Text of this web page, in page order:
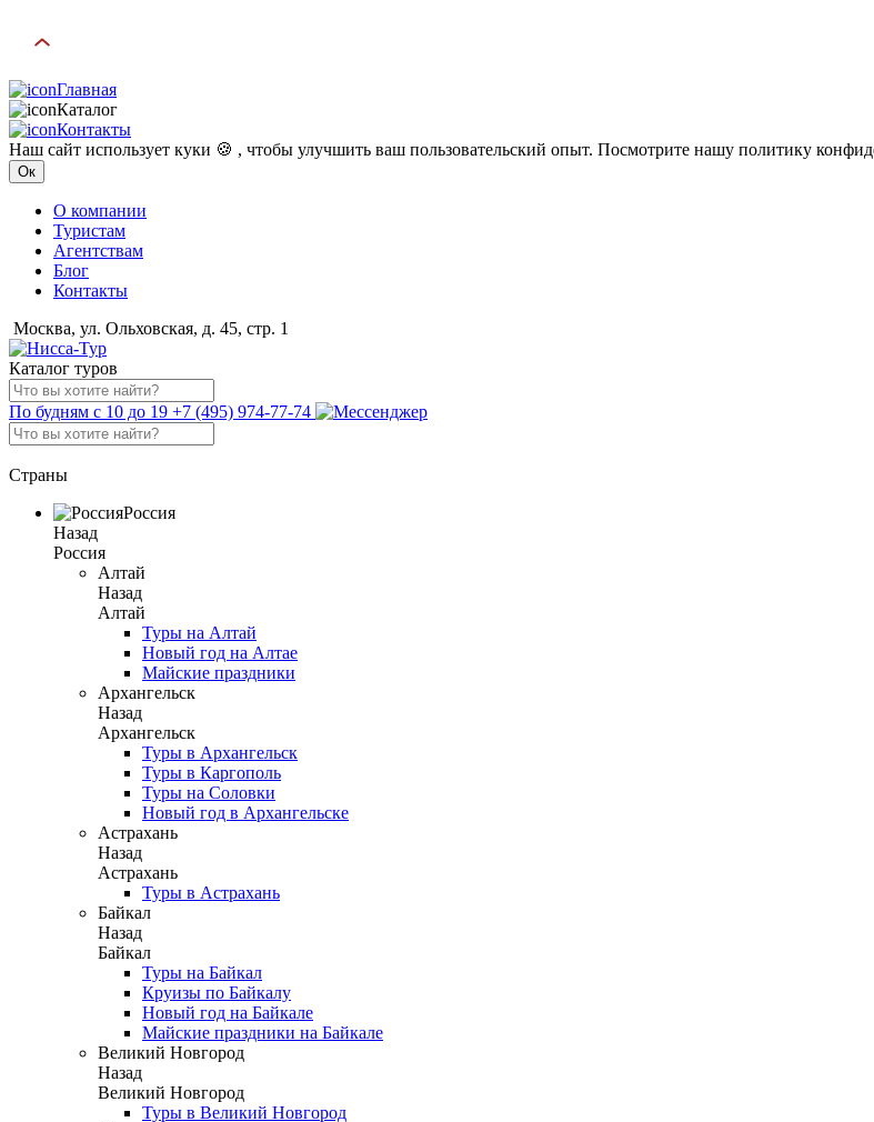
Главная
Каталог
Контакты
Наш сайт использует куки 🍪 , чтобы улучшить ваш пользовательский опыт. Посмотрите нашу политику
Ок
О компании
Туристам
Агентствам
Блог
Контакты
Москва, ул. Ольховская, д. 45, стр. 1
Каталог туров
По будням с 10 до 19 +7 (495) 974-77-74
Страны
Россия
Назад
Россия
Алтай
Назад
Алтай
Туры на Алтай
Новый год на Алтае
Майские праздники
Архангельск
Назад
Архангельск
Туры в Архангельск
Туры в Каргополь
Туры на Соловки
Новый год в Архангельске
Астрахань
Назад
Астрахань
Туры в Астрахань
Байкал
Назад
Байкал
Туры на Байкал
Круизы по Байкалу
Новый год на Байкале
Майские праздники на Байкале
Великий Новгород
Назад
Великий Новгород
Туры в Великий Новгород